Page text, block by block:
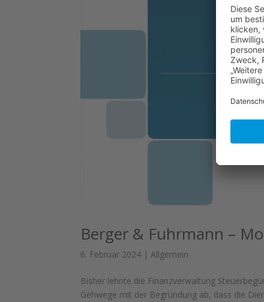
Berger & Fuhrmann –
6. Februar 2024 |Allgemein
Bisher lehnte die Finanzverwaltung
Gehwege mit der Begründung ab, dass die